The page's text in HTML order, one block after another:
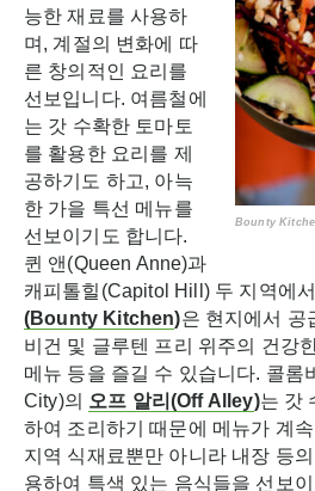
Bounty
능한 재료를 사용하
며, 계절의 변화에 따
른 창의적인 요리를
선보입니다. 여름철에
는 갓 수확한 토마토
를 활용한 요리를 제
공하기도 하고, 아늑
한 가을 특선 메뉴를
선보이기도 합니다.
퀸 앤(Queen Anne)과
캐피톨힐(Capitol Hill) 두 지역에
(Bounty Kitchen)은 현지에서 공
비건 및 글루텐 프리 위주의 건강
메뉴 등을 즐길 수 있습니다. 콜롬
City)의 오프 알리 (Off Alley)는 갓
하여 조리하기 때문에 메뉴가 계
지역 식재료뿐만 아니라 내장 등
용하여 특색 있는 음식들을 선보